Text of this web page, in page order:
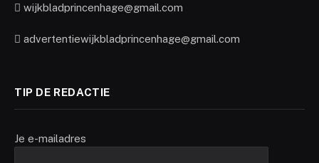
wijkbladprincenhage@gmail.com
advertentiewijkbladprincenhage@gmail.com
TIP DE REDACTIE
Je e-mailadres